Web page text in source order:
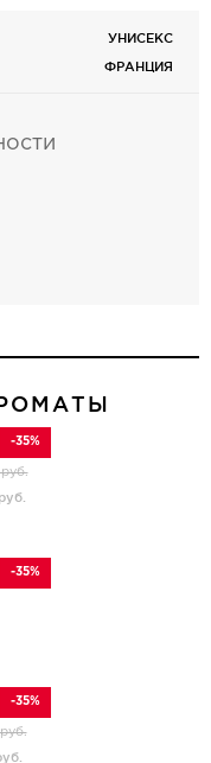
УНИСЕКС
ФРАНЦИЯ
-35%
-35%
-35%